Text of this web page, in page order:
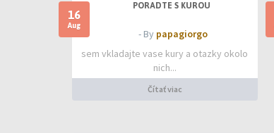
16
Aug
PORADTE S KUROU
- By papagiorgo
sem vkladajte vase kury a otazky okolo
nich...
Čítať viac